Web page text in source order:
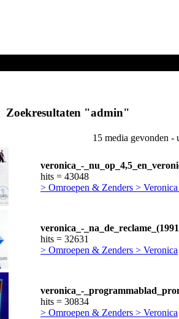
Zoekresultaten "admin"
15 media gevonden -
veronica_-
hits = 43048
> Omroepen & Zenders >
veronica_-
hits = 32631
> Omroepen & Zenders > Veronica
veronica_-
hits = 30834
> Omroepen & Zenders > Veronica